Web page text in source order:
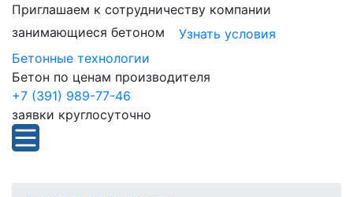
Приглашаем к сотрудничеству компании
занимающиеся бетоном
Узнать условия
Бетонные технологии
Бетон по ценам производителя
+7 (391) 989-77-46
заявки круглосуточно